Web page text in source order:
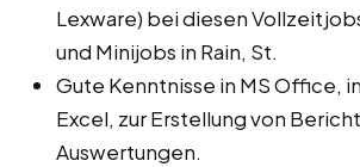
Lexware) bei diesen
und Minijobs in Rain, St.
Gute Kenntnisse in MS Office,
Excel, zur Erstellung von
Auswertungen.